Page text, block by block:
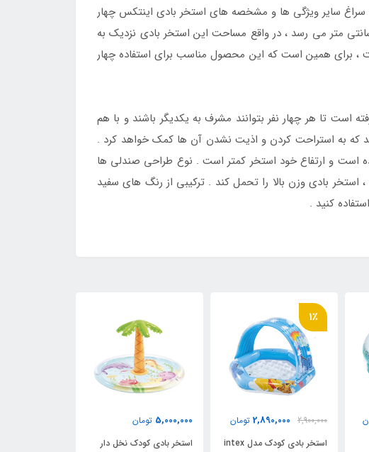
سایر ویژگی ها و مشخصه های استخر بادی اینتکس چهار
بهتر آن را بشناسید . این استخر بادی به صورت مربعی ساخته شده است و ضلع های آن هر کدام به 299 سانتی متر می رسد ، در واقع مساحت این استخر بادی نزدیک به
، برای همین است که این محصول مناسب برای استفاده چهار
است تا هر چهار نفر بتوانند مشرف به یکدیگر باشند و با هم
که به استراحت کردن و اذیت نشدن آن ها کمک خواهد کرد .
در نظر گرفته شده است و ارتفاع خود استخر کمتر است . نوع طراحی صندلی ها
بادی وزن بالا را تحمل کند . ترکیبی از رنگ های سفید
کنید .
2,890,000
تومان
استخر بادی کودک مدل intex
5,000,000
استخر بادی کودک نخل دار
3,249,999
استخر بادی کودک طرح گیلاس